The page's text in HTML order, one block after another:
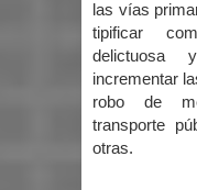
las vías
tipificar
delictuosa
incrementar
robo de
transporte
otras.